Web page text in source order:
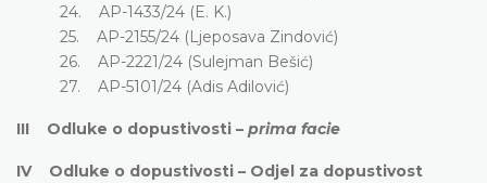
24. AP-1433/24 (E. K.)
25. AP-2155/24 (Ljeposava Zindović)
26. AP-2221/24 (Sulejman Bešić)
27. AP-5101/24 (Adis Adilović)
III Odluke o dopustivosti – prima facie
IV Odluke o dopustivosti – Odjel za dopustivost